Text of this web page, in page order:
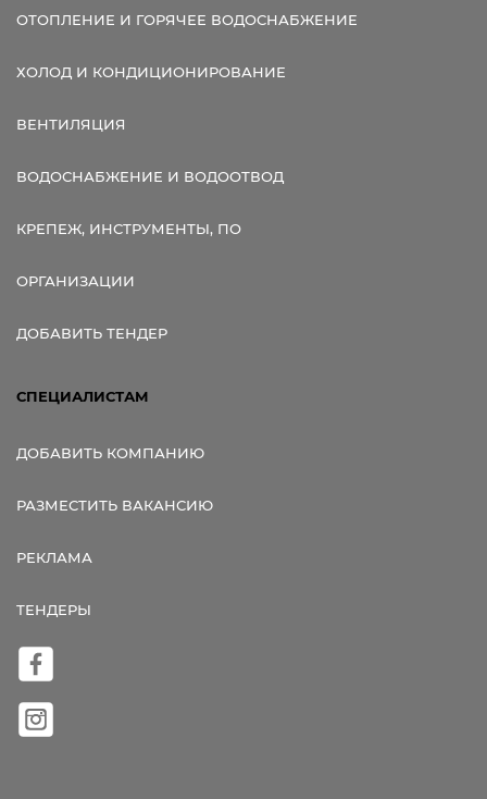
ОТОПЛЕНИЕ И ГОРЯЧЕЕ ВОДОСНАБЖЕНИЕ
ХОЛОД И КОНДИЦИОНИРОВАНИЕ
ВЕНТИЛЯЦИЯ
ВОДОСНАБЖЕНИЕ И ВОДООТВОД
КРЕПЕЖ, ИНСТРУМЕНТЫ, ПО
ОРГАНИЗАЦИИ
ДОБАВИТЬ ТЕНДЕР
СПЕЦИАЛИСТАМ
ДОБАВИТЬ КОМПАНИЮ
РАЗМЕСТИТЬ ВАКАНСИЮ
РЕКЛАМА
ТЕНДЕРЫ